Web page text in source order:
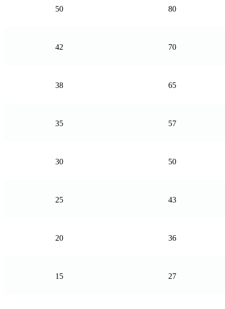
50 80
42 70
38 65
35 57
30 50
25 43
20 36
15 27